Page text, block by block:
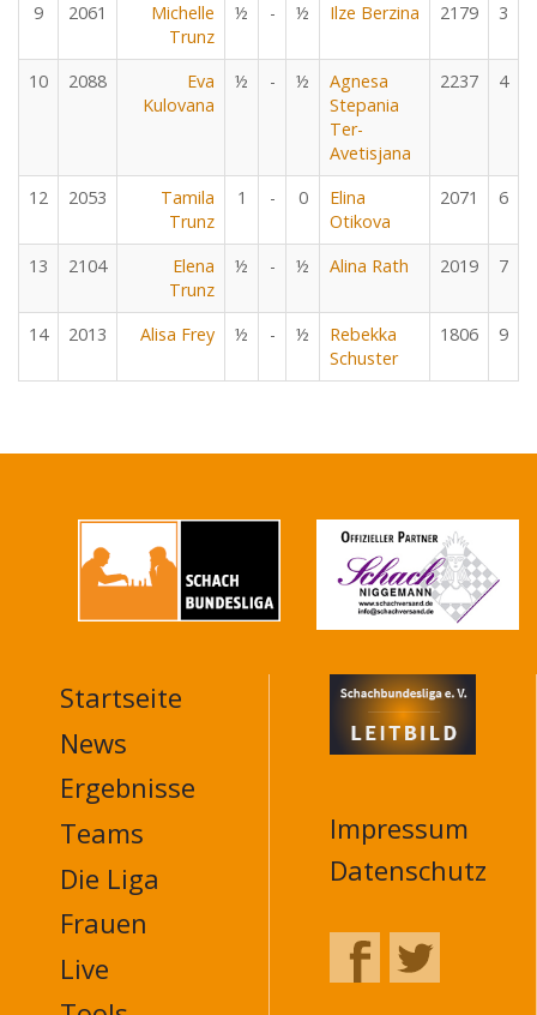
9 2061
Michelle
Trunz
½ - ½ Ilze Berzina 2179 3
10 2088
Eva
Kulovana
½ - ½
Agnesa
Stepania
Ter-
Avetisjana
2237 4
12 2053
Tamila
Trunz
1 - 0
Elina
Otikova
2071 6
13 2104
Elena
Trunz
½ - ½ Alina Rath 2019 7
14 2013 Alisa Frey ½ - ½
Rebekka
Schuster
1806 9
MAIN
NAVIGATION
FOOTER
Startseite
News
Ergebnisse
Teams
Die Liga
Frauen
Live
Impressum
Datenschutz